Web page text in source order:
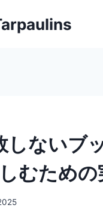
ないブ
むための